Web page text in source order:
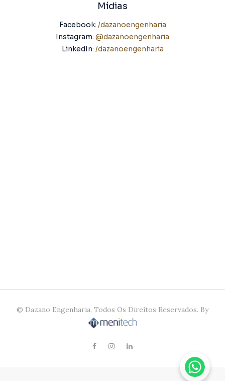
Mídias
Facebook: /dazanoengenharia
Instagram: @dazanoengenharia
LinkedIn: /dazanoengenharia
© Dazano Engenharia, Todos Os Direitos Reservados. By